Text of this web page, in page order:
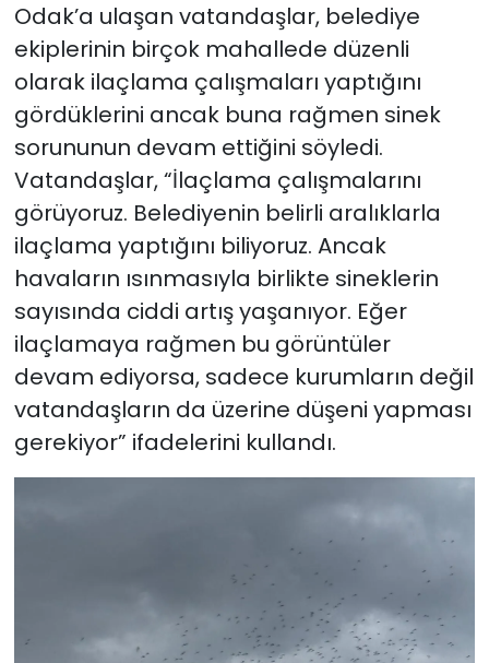
Odak’a ulaşan vatandaşlar, belediye
ekiplerinin birçok mahallede düzenli
olarak ilaçlama çalışmaları yaptığını
gördüklerini ancak buna rağmen sinek
sorununun devam ettiğini söyledi.
Vatandaşlar, “İlaçlama çalışmalarını
görüyoruz. Belediyenin belirli aralıklarla
ilaçlama yaptığını biliyoruz. Ancak
havaların ısınmasıyla birlikte sineklerin
sayısında ciddi artış yaşanıyor. Eğer
ilaçlamaya rağmen bu görüntüler
devam ediyorsa, sadece kurumların değil
vatandaşların da üzerine düşeni yapması
gerekiyor” ifadelerini kullandı.